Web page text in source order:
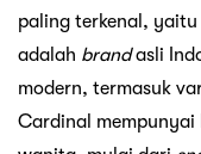
paling terkenal, yaitu
adalah brandasli
modern, termasuk
Cardinal mempunyai